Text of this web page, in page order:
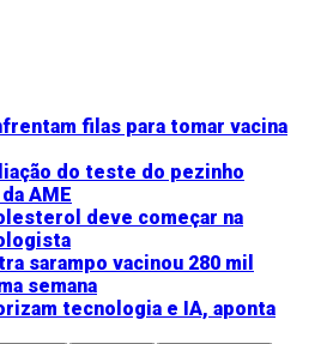
filas para tomar vacina
do teste do pezinho
AME
deve começar na
sarampo vacinou 280 mil
semana
tecnologia e IA, aponta